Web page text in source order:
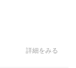
詳細をみる